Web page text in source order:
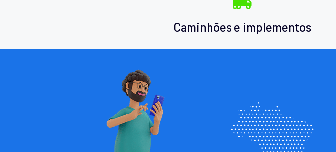
Caminhões e implementos